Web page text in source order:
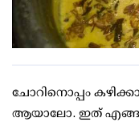
ചോറിനൊപ്പം
ആയാലോ. ഇത്